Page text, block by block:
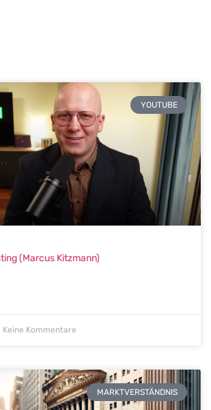
YOUTUBE
(Marcus Kitzmann)
Keine Kommentare
MARKTVERSTÄNDNIS